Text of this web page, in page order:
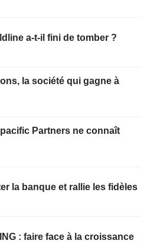
a-t-il fini de tomber ?
la société qui gagne à
Partners ne connaît
la banque et rallie les fidèles
: faire face à la croissance